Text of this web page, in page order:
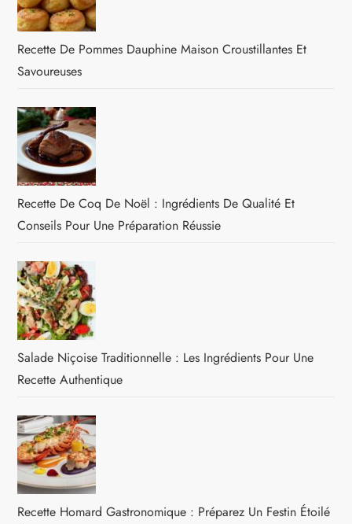
Recette De Pommes Dauphine Maison Croustillantes Et
Savoureuses
Recette De Coq De Noël : Ingrédients De Qualité Et
Conseils Pour Une Préparation Réussie
Salade Niçoise Traditionnelle : Les Ingrédients Pour Une
Recette Authentique
Recette Homard Gastronomique : Préparez Un Festin Étoilé